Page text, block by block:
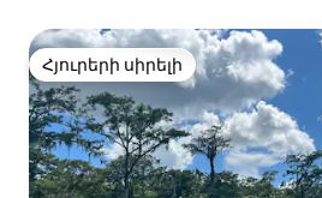
Հյուրերի սիրելի
Հյուրերի սիրելի